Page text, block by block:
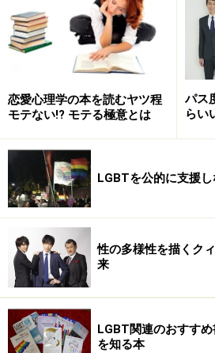
美術にあまり関心がない方も、あ
ないという方も、これを機に少し
だければ幸いです。
い。
恋愛心理学の本を読むヤツ程
モテない!? モテる極意とは
パス
らい
LGBTを公的に支援
性の多様性を描くク
来
LGBT関連のおすす
を知る本